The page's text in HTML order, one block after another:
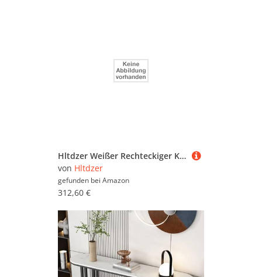
Hltdzer Weißer Rechteckiger Konsolentisch mit Vier Beinen Und Stauraum Moderner Flur-Sofatisch Eingangsbereich Flur Veranda Trennwandschrank(A,90cm/35.4in)
von Hltdzer
gefunden bei Amazon
312,60 €